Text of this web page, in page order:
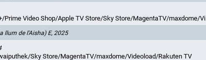
Prime Video Shop/Apple TV Store/Sky Store/MagentaTV/maxdome/Videoload
llum de l'Aisha) E, 2025
Sky Store/MagentaTV/maxdome/Videoload/Rakuten TV